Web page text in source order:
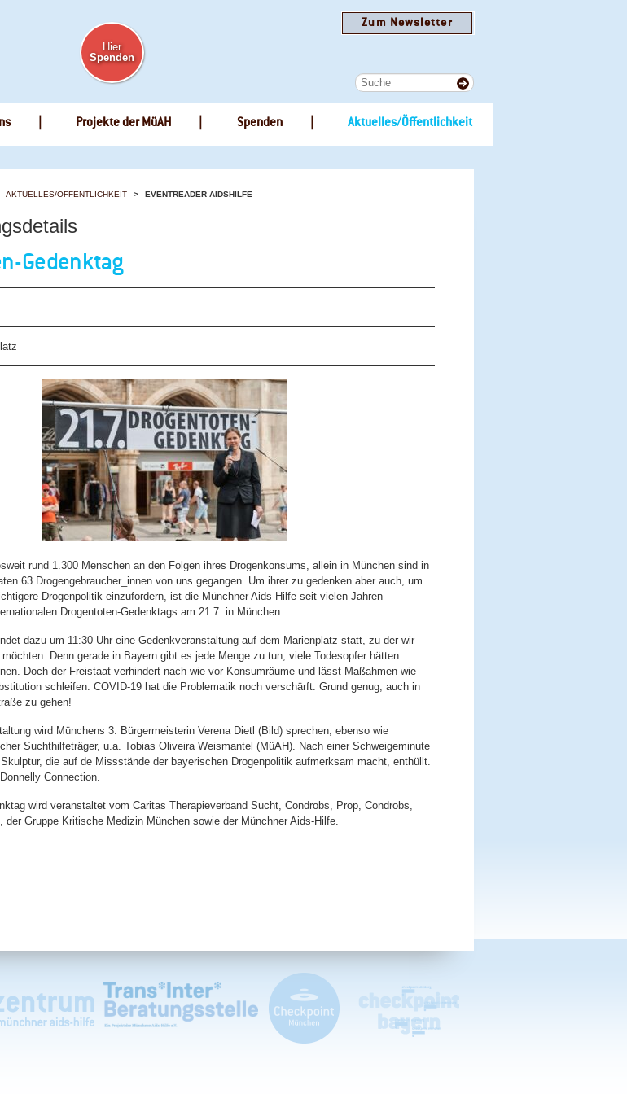
Zum Newsletter
Hier
Spenden
Projekte der MüAH Spenden Aktuelles/Öffentlichkeit
AKTUELLES/ÖFFENTLICHKEIT EVENTREADER AIDSHILFE
Gedenktag
rund 1.300 Menschen an den Folgen ihres Drogenkonsums, allein in München sind in
63 Drogengebraucher_innen von uns gegangen. Um ihrer zu gedenken aber auch, um
Drogenpolitik einzufordern, ist die Münchner Aids-Hilfe seit vielen Jahren
Drogentoten-Gedenktags am 21.7. in München.
dazu um 11:30 Uhr eine Gedenkveranstaltung auf dem Marienplatz statt, zu der wir
Denn gerade in Bayern gibt es jede Menge zu tun, viele Todesopfer hätten
Doch der Freistaat verhindert nach wie vor Konsumräume und lässt Maßahmen wie
schleifen. COVID-19 hat die Problematik noch verschärft. Grund genug, auch in
zu gehen!
wird Münchens 3. Bürgermeisterin Verena Dietl (Bild) sprechen, ebenso wie
Suchthilfeträger, u.a. Tobias Oliveira Weismantel (MüAH). Nach einer Schweigeminute
die auf de Missstände der bayerischen Drogenpolitik aufmerksam macht, enthüllt.
Connection.
wird veranstaltet vom Caritas Therapieverband Sucht, Condrobs, Prop, Condrobs,
der Gruppe Kritische Medizin München sowie der Münchner Aids-Hilfe.